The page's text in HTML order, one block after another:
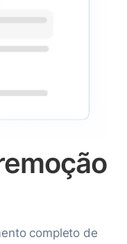
completo de